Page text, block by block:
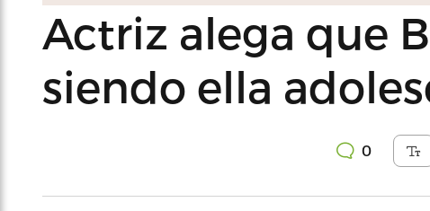
Actriz alega que
siendo ella
0